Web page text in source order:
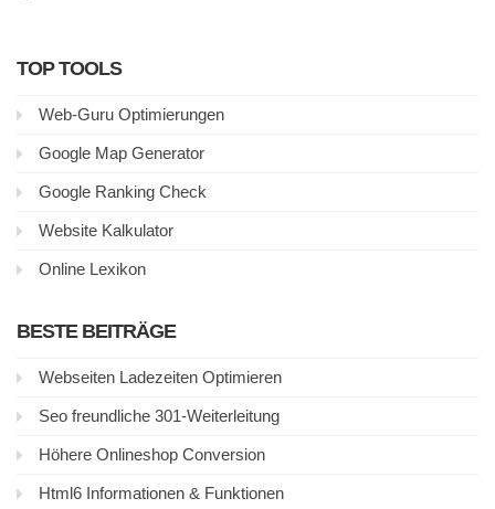
TOP TOOLS
Web-Guru Optimierungen
Google Map Generator
Google Ranking Check
Website Kalkulator
Online Lexikon
BESTE BEITRÄGE
Webseiten Ladezeiten Optimieren
Seo freundliche 301-Weiterleitung
Höhere Onlineshop Conversion
Html6 Informationen & Funktionen